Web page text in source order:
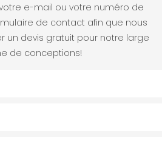
e-mail ou votre numéro de
de contact afin que nous
un devis gratuit pour notre large
de conceptions!